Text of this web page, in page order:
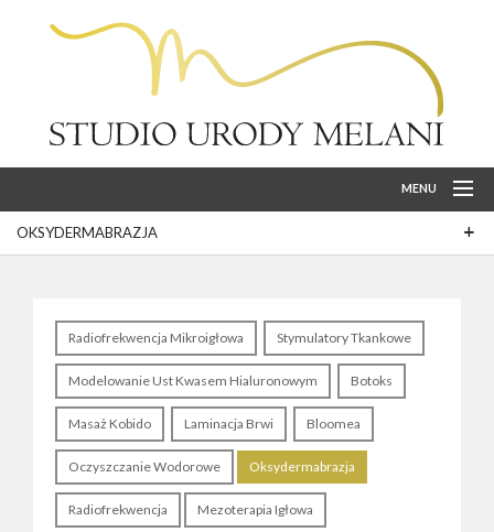
MENU
ZABIEGI
O MNIE
BLOG
FACEBOOK
REZERWACJA ONLINE
GALERIA
OKSYDERMABRAZJA
Radiofrekwencja Mikroigłowa Stymulatory Tkankowe
Modelowanie Ust Kwasem Hialuronowym Botoks
Masaż Kobido Laminacja Brwi Bloomea
Oczyszczanie Wodorowe Oksydermabrazja
Radiofrekwencja Mezoterapia Igłowa